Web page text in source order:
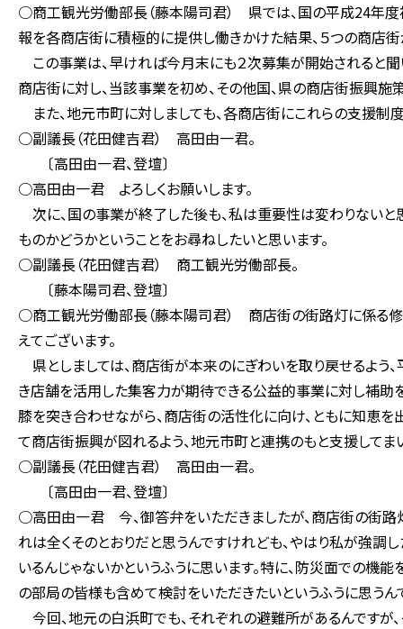
○商工観光労働部長（藤本陽司君） 県では、国の平成24年
報を各商店街に積極的に提供し働きかけた結果、５つの商店街
この事業は、早ければ今月末にも２次募集が開始されると聞
商店街に対し、当該事業を初め、その他国、県の商店街振興施
また、地元市町に対しましても、各商店街にこれらの支援制
○副議長（花田健吉君） 高田由一君。
〔高田由一君、登壇〕
○高田由一君 よろしくお願いします。
次に、国の事業が終了した後も、私は重要性は変わりない
ものかどうかということをお尋ねしたいと思います。
○副議長（花田健吉君） 商工観光労働部長。
〔藤本陽司君、登壇〕
○商工観光労働部長（藤本陽司君） 商店街の街路灯に係る修
えてございます。
県としましては、商店街が本来のにぎわいを取り戻せるよ
き店舗を活用した集客力が期待できる公益的事業に対し補助
膝を突き合わせながら、商店街の活性化に向け、ともに知恵を
て商店街振興が図れるよう、地元市町と連携のもと支援してま
○副議長（花田健吉君） 高田由一君。
〔高田由一君、登壇〕
○高田由一君 今、御答弁をいただきましたが、商店街の街路
れは全くそのとおりだと思うんですけれども、やはり私が強調
いるんじゃないかというふうに思います。特に、防災面での
の部局の皆様も含めて検討をいただきたいというふうに思うん
今回、地元の白浜町でも、それぞれの避難所があるんです